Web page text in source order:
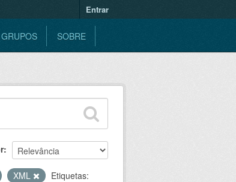
Entrar
GRUPOS SOBRE
XML
Etiquetas: